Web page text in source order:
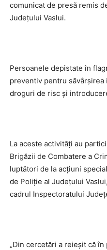
comunicat de presă remis
Judeţului Vaslui.
Persoanele depistate în
preventiv pentru
droguri de risc şi
La aceste activităţi au
Brigăzii de Combatere a
luptători de la acţiuni
de Poliţie al Judeţului
cadrul Inspectoratului
„Din cercetări a reieşit că